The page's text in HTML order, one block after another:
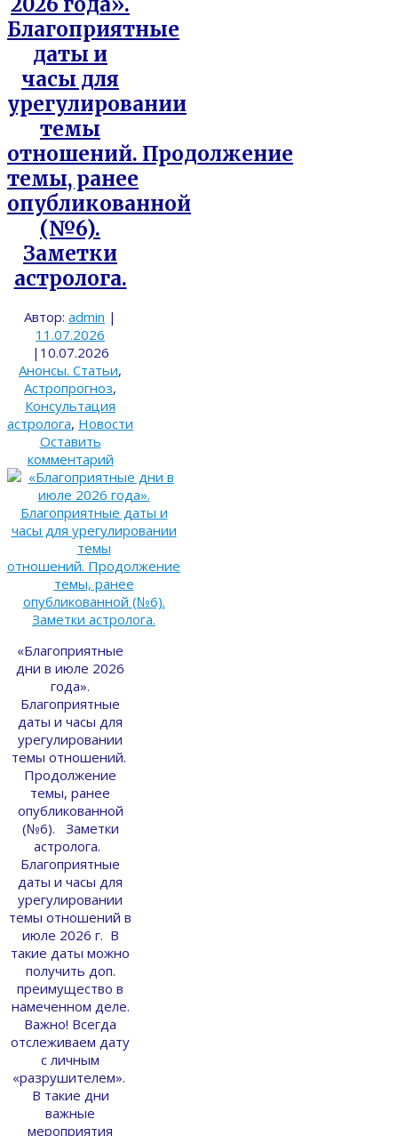
Благоприятные
даты и
часы для
урегулировании
темы
отношений. Продолжение
темы, ранее
опубликованной
(№6).
Заметки
астролога.
Автор: admin |
11.07.2026
| 10.07.2026
Анонсы. Статьи,
Астропрогноз,
Консультация
астролога, Новости
Оставить
комментарий
«Благоприятные
дни в июле 2026
года».
Благоприятные
даты и часы для
урегулировании
темы отношений.
Продолжение
темы, ранее
опубликованной
(№6). Заметки
астролога.
Благоприятные
даты и часы для
урегулировании
темы отношений в
июле 2026 г. В
такие даты можно
получить доп.
преимущество в
намеченном деле.
Важно! Всегда
отслеживаем дату
с личным
«разрушителем».
В такие дни
важные
мероприятия